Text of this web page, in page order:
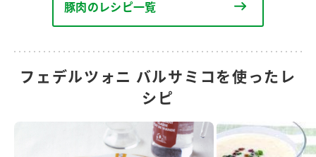
豚肉のレシピ一覧
フェデルツォニ バルサミコを使ったレ
シピ